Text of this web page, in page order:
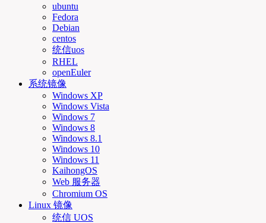
ubuntu
Fedora
Debian
centos
统信uos
RHEL
openEuler
系统镜像
Windows XP
Windows Vista
Windows 7
Windows 8
Windows 8.1
Windows 10
Windows 11
KaihongOS
Web 服务器
Chromium OS
Linux 镜像
统信 UOS